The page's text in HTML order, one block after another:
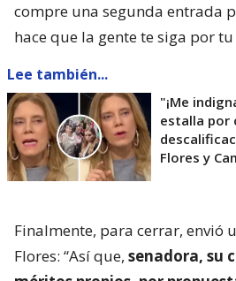
compre una segunda entrada
hace que la gente te siga por
Lee también...
"¡Me
estalla por
Flores y
Finalmente, para cerrar, envió
Flores: “Así que, senadora, su